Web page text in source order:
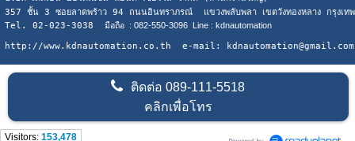
357 ชั้น 3 ซอยลาดพร้าว 94 ถนนอินทราภรณ์ แขวงพลับพลา เขตวังทองหลาง กรุงเท
Tel. 02-023-3038 มือถือ : 082-550-3096 Line : kdnautomation
http://www.kdnautomation.co.th e-mail: kdnautomation@gmail.com
ติดต่อ089-111-5518
คลิกเพื่อโทร
Visitors: 153,478